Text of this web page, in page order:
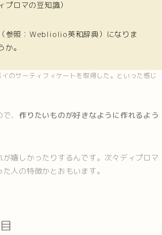
ロマの豆知識）
参照：Ｗebliolio英和辞典）になりま
。
のサーティフィケートを取得した。といった感じ
、 作りたいものが好きなように作れるよう
嬉しかったりするんです。次々ディプロマ
人の特徴かとおもいます。